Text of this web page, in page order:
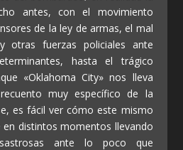
antes, con el movimiento
de la ley de armas, el mal
otras fuerzas policiales ante
hasta el trágico
«Oklahoma City» nos lleva
muy específico de la
es fácil ver cómo este mismo
distintos momentos llevando
ante lo poco que